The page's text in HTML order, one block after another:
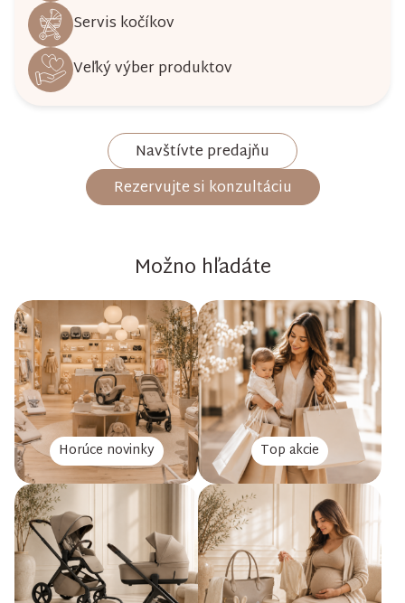
Servis kočíkov
Veľký výber produktov
Navštívte predajňu
Rezervujte si konzultáciu
Možno hľadáte
Horúce novinky Top akcie